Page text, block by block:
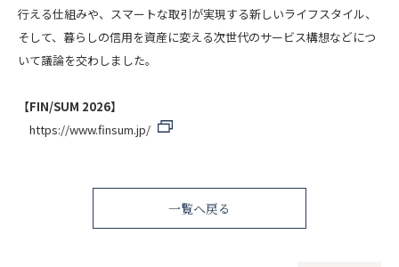
行える仕組みや、スマートな取引が実現する新しいライフスタイル、
そして、暮らしの信用を資産に変える次世代のサービス構想などにつ
いて議論を交わしました。
【FIN/SUM 2026】
https://www.finsum.jp/
一覧へ戻る